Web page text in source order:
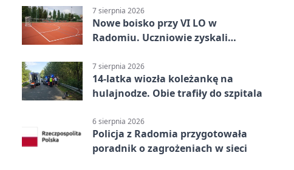
7 sierpnia 2026
Nowe boisko przy VI LO w
Radomiu. Uczniowie zyskali
7 sierpnia 2026
14-latka wiozła koleżankę na
hulajnodze. Obie trafiły do szpitala
6 sierpnia 2026
Policja z Radomia przygotowała
poradnik o zagrożeniach w sieci